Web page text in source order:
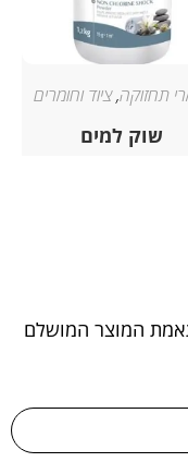
תחזוקה,ציוד וחומרים
שוק למים
המוצר המושלם